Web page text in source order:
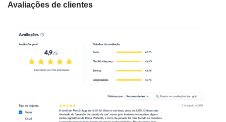
Avaliações de clientes